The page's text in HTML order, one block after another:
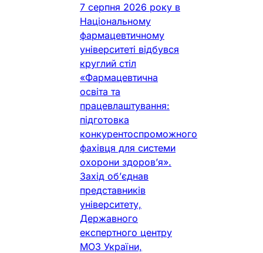
7 серпня 2026 року в
Національному
фармацевтичному
університеті відбувся
круглий стіл
«Фармацевтична
освіта та
працевлаштування:
підготовка
конкурентоспроможного
фахівця для системи
охорони здоров’я».
Захід об’єднав
представників
університету,
Державного
експертного центру
МОЗ України,